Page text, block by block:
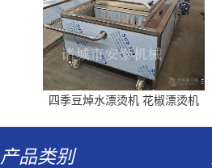
四季豆焯水漂烫机 花椒漂烫机
产品类别